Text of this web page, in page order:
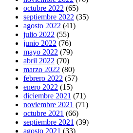
octubre 2022 (65)
septiembre 2022 (35)
agosto 2022 (41)
julio 2022 (55)
junio 2022 (76)
mayo 2022 (79)
abril 2022 (70)
marzo 2022 (80)
febrero 2022 (57)
enero 2022 (15)
diciembre 2021 (71)
noviembre 2021 (71)
octubre 2021 (66)
septiembre 2021 (39)
agosto 2021 (33)